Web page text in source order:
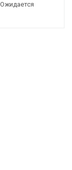
Ожидается